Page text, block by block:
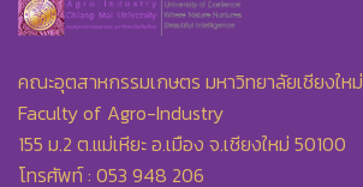
คณะอุตสาหกรรมเกษตร มหาวิทยาลัยเชียงใหม่
Faculty of Agro-Industry
155 ม.2 ต.แม่เหียะ อ.เมือง จ.เชียงใหม่ 50100
โทรศัพท์ : 053 948 206